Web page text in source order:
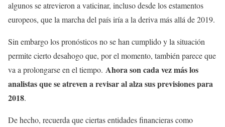
algunos se atrevieron a vaticinar, incluso desde los estamentos
europeos, que la marcha del país iría a la deriva más allá de 2019.
Sin embargo los pronósticos no se han cumplido y la situación
permite cierto desahogo que, por el momento, también parece que
va a prolongarse en el tiempo. Ahora son cada vez más los
analistas que se atreven a revisar al alza sus previsiones para
2018.
De hecho, recuerda que ciertas entidades financieras como